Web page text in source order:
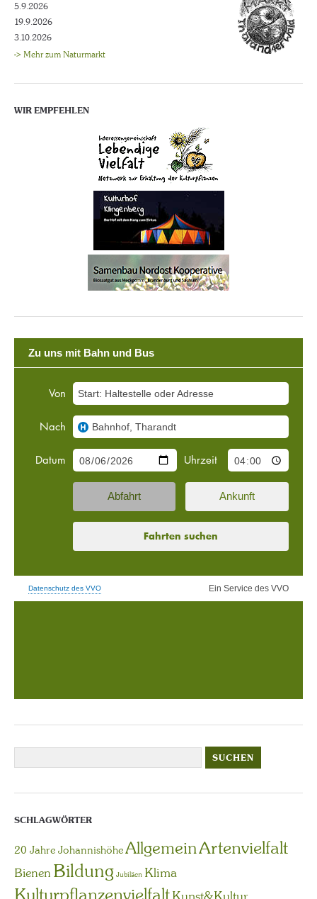
5.9.2026
19.9.2026
3.10.2026
-> Mehr zum Naturmarkt
WIR EMPFEHLEN
SCHLAGWÖRTER
20 Jahre JohannishöheAllgemeinArtenvielfalt
Bienen Bildung Jubiläen Klima
Kulturpflanzenvielfalt